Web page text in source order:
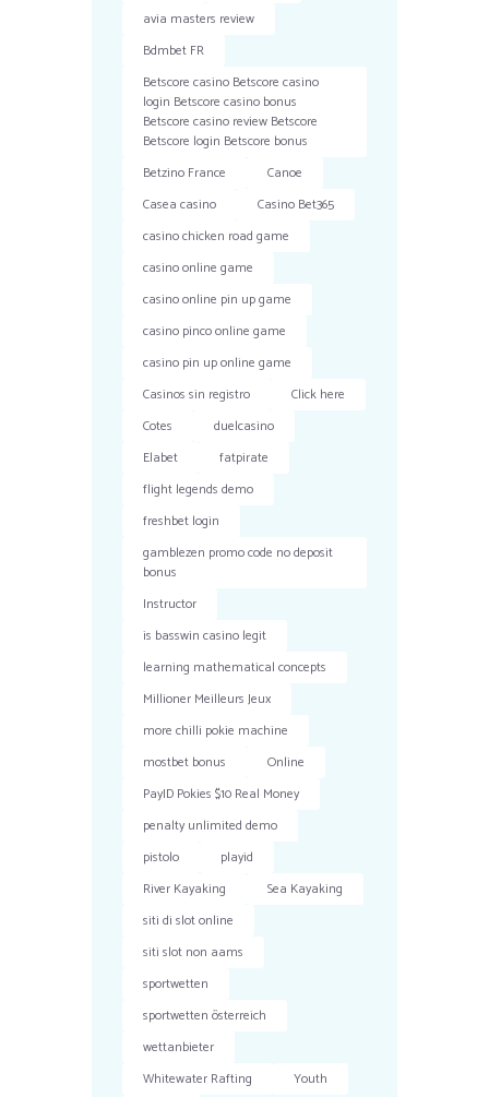
avia masters review
Bdmbet FR
Betscore casino Betscore casino
login Betscore casino bonus
Betscore casino review Betscore
Betscore login Betscore bonus
Betzino France
Canoe
Casea casino
Casino Bet365
casino chicken road game
casino online game
casino online pin up game
casino pinco online game
casino pin up online game
Casinos sin registro
Click here
Cotes
duelcasino
Elabet
fatpirate
flight legends demo
freshbet login
gamblezen promo code no deposit
bonus
Instructor
is basswin casino legit
learning mathematical concepts
Millioner Meilleurs Jeux
more chilli pokie machine
mostbet bonus
Online
PayID Pokies $10 Real Money
penalty unlimited demo
pistolo
playid
River Kayaking
Sea Kayaking
siti di slot online
siti slot non aams
sportwetten
sportwetten österreich
wettanbieter
Whitewater Rafting
Youth